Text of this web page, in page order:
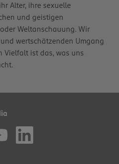
Alter, ihre sexuelle
und geistigen
Weltanschauung. Wir
wertschätzenden Umgang
Vielfalt ist das, was uns